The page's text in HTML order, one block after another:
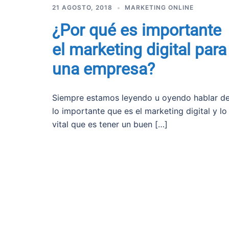
21 AGOSTO, 2018 MARKETING ONLINE
¿Por qué es importante
el marketing digital para
una empresa?
Siempre estamos leyendo u oyendo hablar
lo importante que es el marketing digital y lo
vital que es tener un buen […]